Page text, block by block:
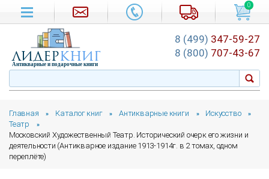
Главная » Каталог книг » Антикварные книги » Искусство »
Театр »
Московский Художественный Театр. Исторический очерк его жизни и
деятельности (Антикварное издание 1913-1914г. в 2 томах, одном
переплёте)
0
лидеркниг
Антикварные и подарочные книги
8 (499) 347-59-27
8 (800) 707-43-67